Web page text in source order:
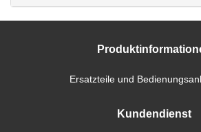
Ersatzteile und
Kundendienst